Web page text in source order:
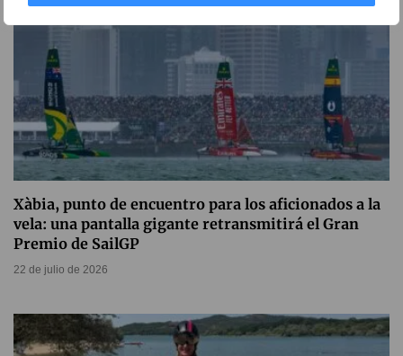
Xàbia, punto de encuentro para los aficionados a la
vela: una pantalla gigante retransmitirá el Gran
Premio de SailGP
22 de julio de 2026